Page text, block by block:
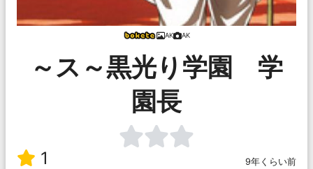
AK AK
～ス～黒光り学園 学
園長
1 9年くらい前